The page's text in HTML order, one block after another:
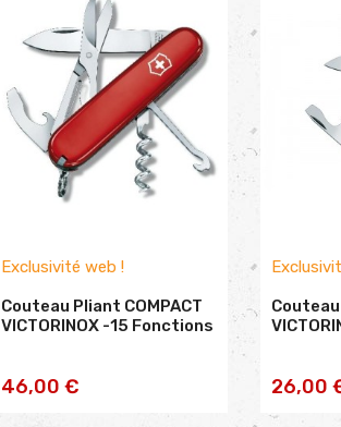
Exclusivité web !
Couteau Pliant COMPACT
VICTORINOX -15 Fonctions
46,00 €AJOUTER AU
Couteau
26,00